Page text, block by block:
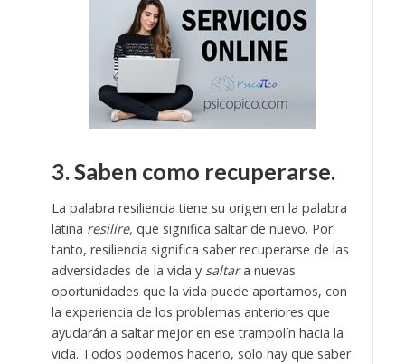
3. Saben como recuperarse.
La palabra resiliencia tiene su origen en la palabra
latina resilire, que significa saltar de nuevo. Por
tanto, resiliencia significa saber recuperarse de las
adversidades de la vida y saltara nuevas
oportunidades que la vida puede aportarnos, con
la experiencia de los problemas anteriores que
ayudarán a saltar mejor en ese trampolín hacia la
vida. Todos podemos hacerlo, solo hay que saber